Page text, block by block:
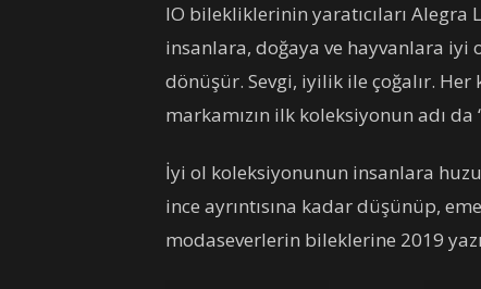
IO bilekliklerinin yaratıcıları Alegra
insanlara, doğaya ve hayvanlara iyi
dönüşür. Sevgi, iyilik ile çoğalır.
markamızın ilk koleksiyonun adı da
İyi ol koleksiyonunun insanlara
ince ayrıntısına kadar düşünüp,
modaseverlerin bileklerine 2019